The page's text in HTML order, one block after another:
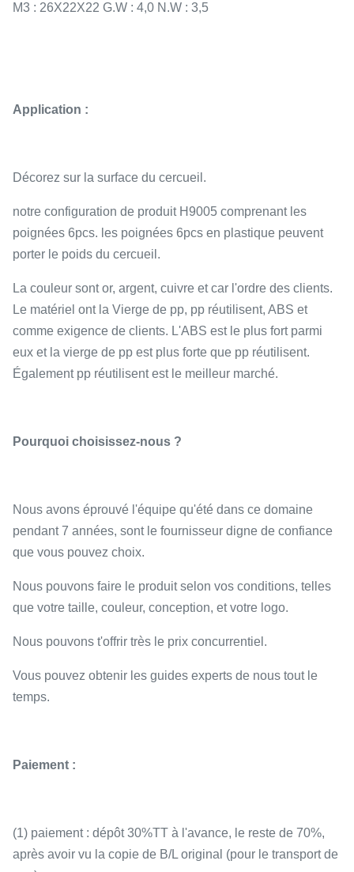
M3 : 26X22X22 G.W : 4,0 N.W : 3,5
Application :
Décorez sur la surface du cercueil.
notre configuration de produit H9005 comprenant les
poignées 6pcs. les poignées 6pcs en plastique peuvent
porter le poids du cercueil.
La couleur sont or, argent, cuivre et car l'ordre des clients.
Le matériel ont la Vierge de pp, pp réutilisent, ABS et
comme exigence de clients. L'ABS est le plus fort parmi
eux et la vierge de pp est plus forte que pp réutilisent.
Également pp réutilisent est le meilleur marché.
Pourquoi choisissez-nous ?
Nous avons éprouvé l'équipe qu'été dans ce domaine
pendant 7 années, sont le fournisseur digne de confiance
que vous pouvez choix.
Nous pouvons faire le produit selon vos conditions, telles
que votre taille, couleur, conception, et votre logo.
Nous pouvons t'offrir très le prix concurrentiel.
Vous pouvez obtenir les guides experts de nous tout le
temps.
Paiement :
(1) paiement : dépôt 30%TT à l'avance, le reste de 70%,
après avoir vu la copie de B/L original (pour le transport de